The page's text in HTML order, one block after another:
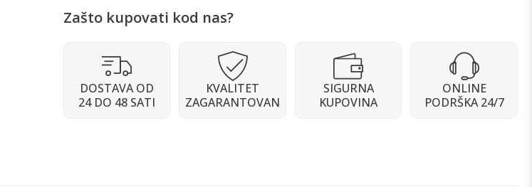
Zašto kupovati kod nas?
DOSTAVA OD
24 DO 48 SATI
KVALITET
ZAGARANTOVAN
SIGURNA
KUPOVINA
ONLINE
PODRŠKA 24/7